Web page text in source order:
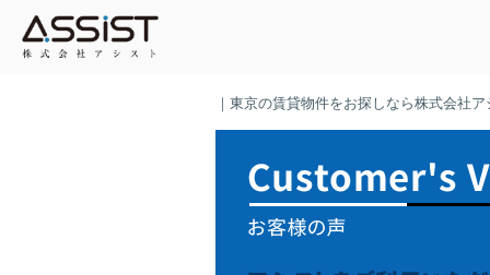
｜東京の賃貸物件をお探しなら株式会社ア